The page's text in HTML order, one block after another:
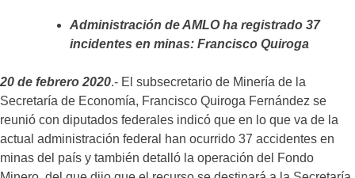
Administración de AMLO ha registrado 37
incidentes en minas: Francisco Quiroga
20 de febrero 2020.- El subsecretario de Minería de la
Secretaría de Economía, Francisco Quiroga Fernández se
reunió con diputados federales indicó que en lo que va de la
actual administración federal han ocurrido 37 accidentes en
minas del país y también detalló la operación del Fondo